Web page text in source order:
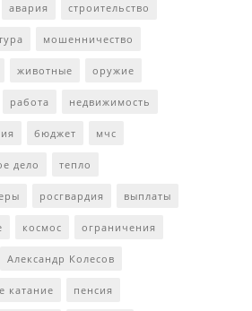
авария строительство
мошенничество
животные оружие
работа недвижимость
бюджет мчс
дело тепло
росгвардия выплаты
космос ограничения
Александр Колесов
катание пенсия